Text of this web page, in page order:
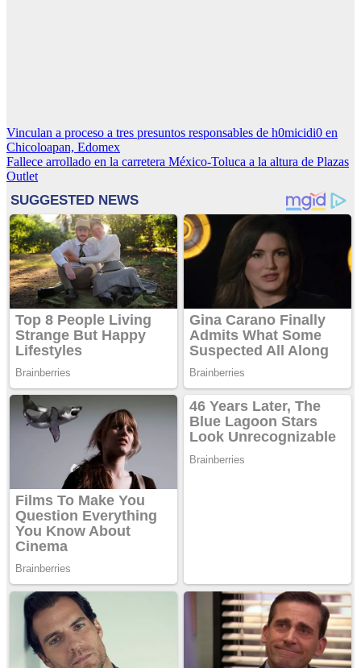
Navegación
de
entradas
Vinculan a proceso a tres presuntos responsables de h0micidi0 en
Chicoloapan, Edomex
Fallece arrollado en la carretera México-Toluca a la altura de Plazas
Outlet